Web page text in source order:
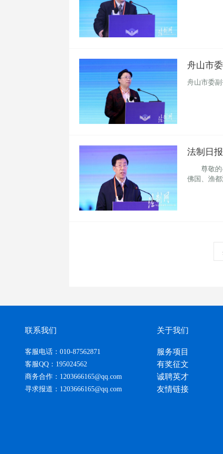
舟山市
舟山市委
法制日
尊敬的各
佛国、渔
联系我们
客服电话：010-87562871
客服QQ：195024562
商务合作：1203666165@qq.com
寻求报道：1203666165@qq.com
关于我们
服务项目
有奖征文
诚聘英才
友情链接